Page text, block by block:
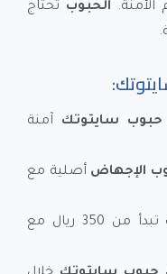
الآمنة. الحبوب تحتاج
حبوب سايتوتك آمنة
الإجهاض أصلية مع
تبدأ من 350 ريال مع